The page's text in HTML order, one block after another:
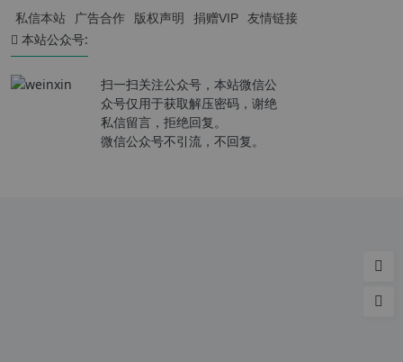
私信本站 广告合作 版权声明 捐赠VIP 友情链接
本站公众号:
扫一扫关注公众号，本站微信公
众号仅用于获取解压密码，谢绝
私信留言，拒绝回复。
微信公众号不引流，不回复。